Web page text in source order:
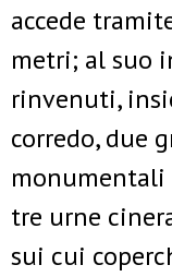
accede
metri; al suo
rinvenuti,
corredo, due
monumentali
tre urne
sui cui